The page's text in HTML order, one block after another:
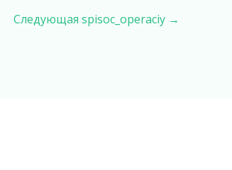
Следующая spisoc_operaciy →